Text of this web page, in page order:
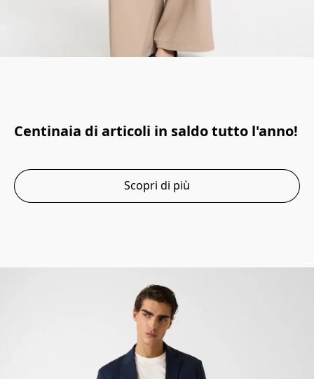
Centinaia di articoli in saldo tutto l'anno!
Scopri di più